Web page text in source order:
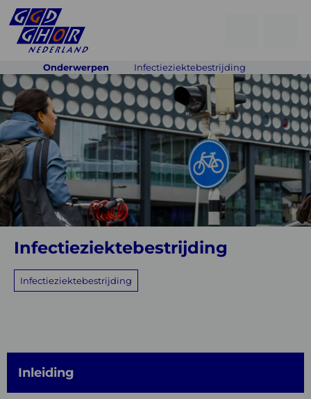
searchpage
Onderwerpen Infectieziektebestrijding
Infectieziektebestrijding
Infectieziektebestrijding
Infectieziektebestrijding
Inleiding